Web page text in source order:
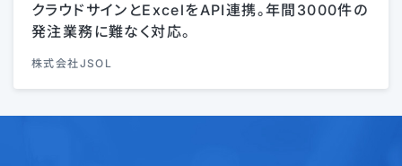
クラウドサインとExcelをAPI連携。年間3000件の
発注業務に難なく対応。
株式会社JSOL